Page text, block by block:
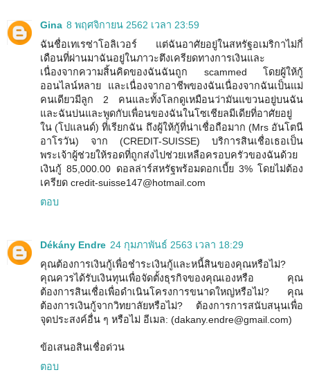
Gina 8 พฤศจิกายน 2562 เวลา 23:59
ฉันชื่อเทเรซ่าโอลิเวอร์ แต่ฉันอาศัยอยู่ในสหรัฐอเมริกาไม่กี่
เดือนที่ผ่านมาฉันอยู่ในภาวะตึงเครียดทางการเงินและ
เนื่องจากความสิ้นคิดของฉันฉันถูก scammed โดยผู้ให้กู้
ออนไลน์หลาย และเนื่องจากอาชีพของฉันเนื่องจากฉันเป็นแม่
คนเดียวมีลูก 2 คนและทั้งโลกดูเหมือนว่ามันแขวนอยู่บนฉัน
และฉันบ่นและพูดกับเพื่อนของฉันในโซเชียลมีเดียที่อาศัยอยู่
ใน (โปแลนด์) ที่เรียกฉัน ถึงผู้ให้กู้ที่น่าเชื่อถือมาก (Mrs อันโตนี
อาโรวัน) จาก (CREDIT-SUISSE) บริการสินเชื่อเธอเป็น
พระเจ้าผู้ช่วยให้รอดที่ถูกส่งไปช่วยเหลือครอบครัวของฉันด้วย
เงินกู้ 85,000.00 ดอลล่าร์สหรัฐพร้อมดอกเบี้ย 3% โดยไม่ต้อง
เครียด credit-suisse147@hotmail.com
ตอบ
Dékány Endre 24 กุมภาพันธ์ 2563 เวลา 18:29
คุณต้องการเงินกู้เพื่อชำระเงินกู้และหนี้สินของคุณหรือไม่?
คุณควรได้รับเงินทุนเพื่อจัดตั้งธุรกิจของคุณเองหรือ คุณ
ต้องการสินเชื่อเพื่อดำเนินโครงการขนาดใหญ่หรือไม่? คุณ
ต้องการเงินกู้จากวิทยาลัยหรือไม่? ต้องการการสนับสนุนเพื่อ
จุดประสงค์อื่น ๆ หรือไม่ อีเมล: (dakany.endre@gmail.com)
ข้อเสนอสินเชื่อด่วน
ตอบ